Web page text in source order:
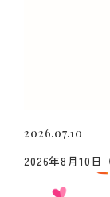
2026.07.10
2026年8月10日